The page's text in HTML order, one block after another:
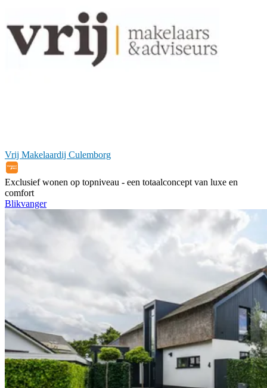
Vrij Makelaardij Culemborg
Exclusief wonen op topniveau - een totaalconcept van luxe en
comfort
Blikvanger